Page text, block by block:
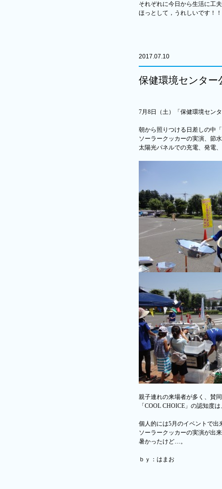
それぞれに今日から生活に工
ほっとして，うれしいです！！
2017.07.10
保健環境センター
7月 8日（土）「保健環境セン
朝から照りつける日差しの中「
ソーラークッカーの実演、節
太陽光パネルでの充電、発電
親子連れの来場者が多く、賛
「 COOL CHOICE 」の認知度
個人的には5月のイベントで出
ソーラークッカーの実演が出
暑かったけど…。
ｂｙ：はまお